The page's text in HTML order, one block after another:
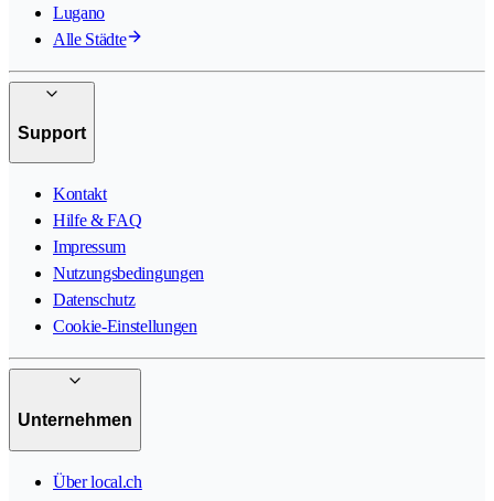
Lugano
Alle Städte
Support
Kontakt
Hilfe & FAQ
Impressum
Nutzungsbedingungen
Datenschutz
Cookie-Einstellungen
Unternehmen
Über local.ch